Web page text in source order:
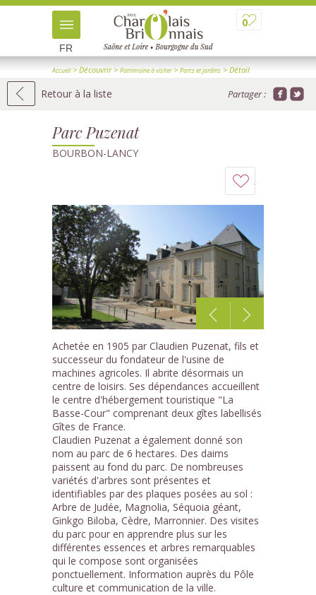
0
FR
Accueil> Découvrir> Patrimoine à visiter> Parcs et jardins > Détail
Retour à la liste Partager :
Parc Puzenat
BOURBON-LANCY
à
carnet
1 /4
Achetée en 1905 par Claudien Puzenat, fils et
successeur du fondateur de l'usine de
machines agricoles. Il abrite désormais un
centre de loisirs. Ses dépendances accueillent
le centre d'hébergement touristique "La
Basse-Cour" comprenant deux gîtes labellisés
Gîtes de France.
Claudien Puzenat a également donné son
nom au parc de 6 hectares. Des daims
paissent au fond du parc. De nombreuses
variétés d'arbres sont présentes et
identifiables par des plaques posées au sol :
Arbre de Judée, Magnolia, Séquoia géant,
Ginkgo Biloba, Cèdre, Marronnier. Des visites
du parc pour en apprendre plus sur les
différentes essences et arbres remarquables
qui le compose sont organisées
ponctuellement. Information auprès du Pôle
culture et communication de la ville.